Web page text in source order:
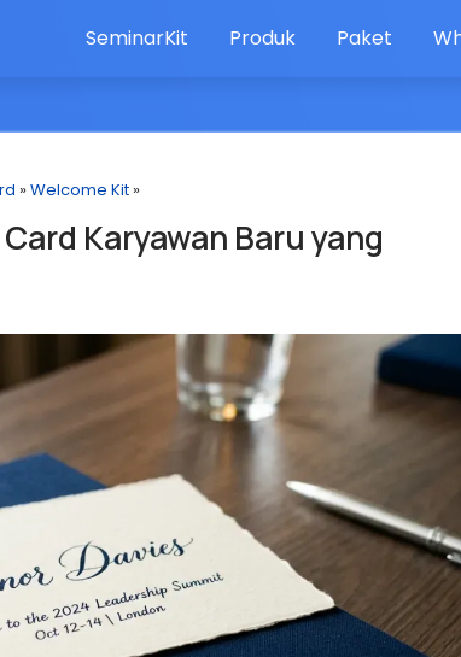
SeminarKit Produk Paket
»Welcome Kit »
Karyawan Baru yang